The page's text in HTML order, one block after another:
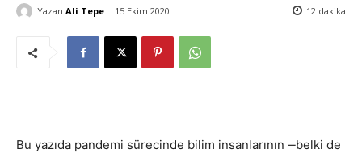
Yazan Ali Tepe 15 Ekim 2020 12 dakika
Bu yazıda pandemi sürecinde bilim insanlarının ‒belki de